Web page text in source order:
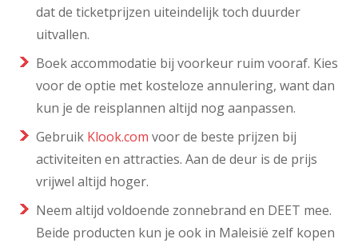
dat de ticketprijzen uiteindelijk toch duurder
uitvallen.
Boek accommodatie bij voorkeur ruim vooraf. Kies
voor de optie met kosteloze annulering, want dan
kun je de reisplannen altijd nog aanpassen.
Gebruik Klook.com voor de beste prijzen bij
activiteiten en attracties. Aan de deur is de prijs
vrijwel altijd hoger.
Neem altijd voldoende zonnebrand en DEET mee.
Beide producten kun je ook in Maleisië zelf kopen